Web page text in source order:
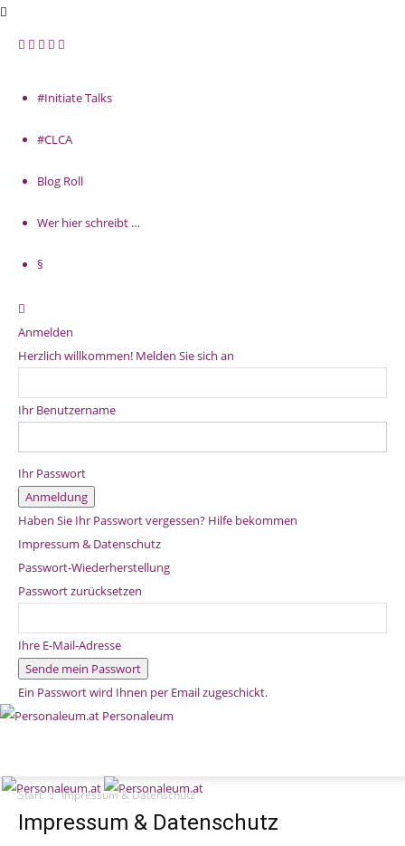
#Initiate Talks
#CLCA
Blog Roll
Wer hier schreibt …
§
Anmelden
Herzlich willkommen! Melden Sie sich an
Ihr Benutzername
Ihr Passwort
Haben Sie Ihr Passwort vergessen? Hilfe bekommen
Impressum & Datenschutz
Passwort-Wiederherstellung
Passwort zurücksetzen
Ihre E-Mail-Adresse
Ein Passwort wird Ihnen per Email zugeschickt.
Personaleum
Start Impressum & Datenschutz
Impressum & Datenschutz